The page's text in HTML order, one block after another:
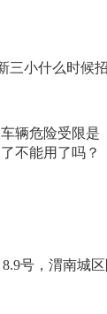
三小什么时候
辆危险受限是
不能用了吗？
8.9号，渭南城